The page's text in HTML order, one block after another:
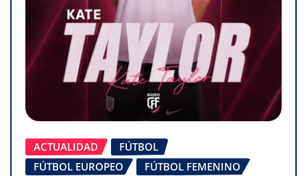
ACTUALIDAD
FÚTBOL
FÚTBOL EUROPEO
FÚTBOL FEMENINO